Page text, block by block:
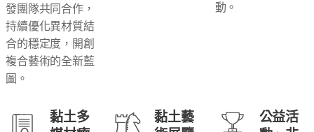
發團隊共同合作，
持續優化異材質結
合的穩定度，開創
複合藝術的全新藍
圖。
動。
黏土多
黏土藝
公益活